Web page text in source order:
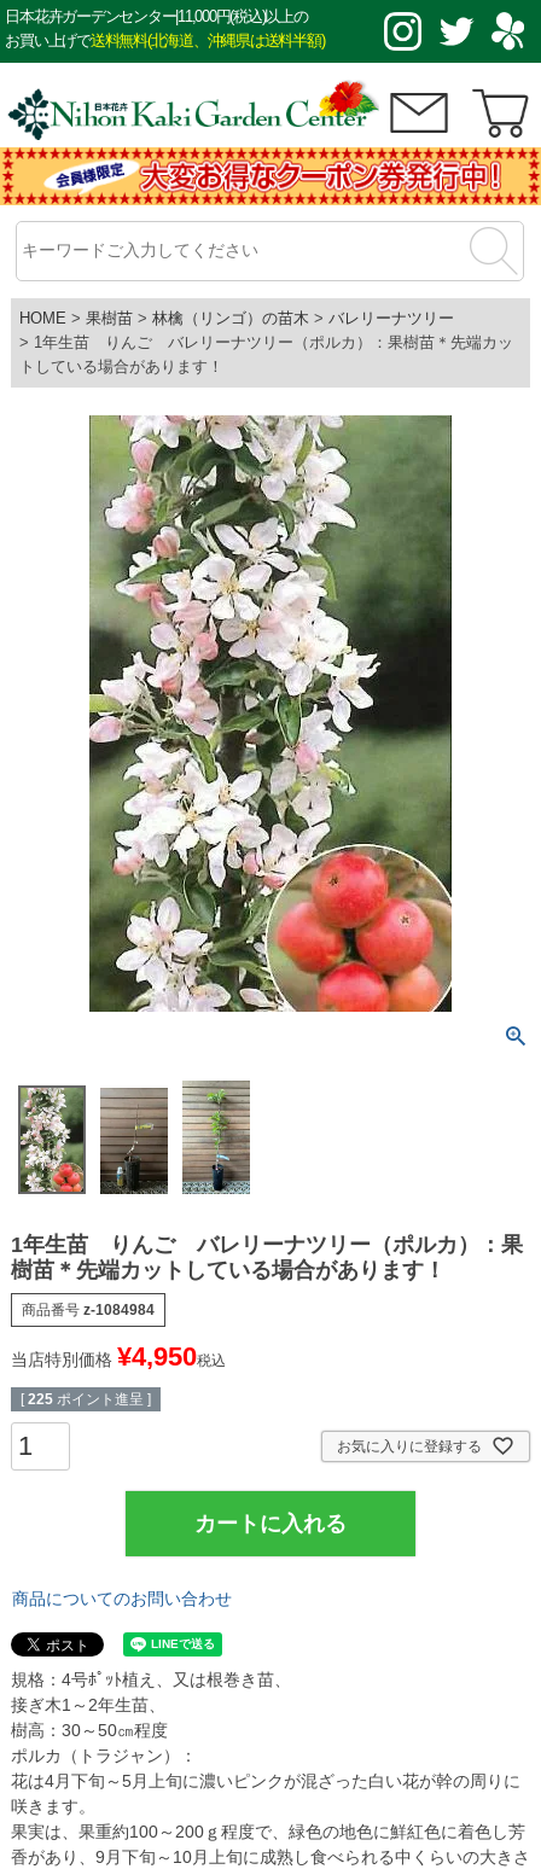
日本花卉ガーデンセンター|11,000円(税込)以上の
お買い上げで送料無料(北海道、沖縄県は送料半額)
HOME 果樹苗 林檎（リンゴ）の苗木
バレリーナツリー
1年生苗 りんご バレリーナツリー（ポルカ）：果樹苗＊先端カッ
トしている場合があります！
1年生苗 りんご バレリーナツリー（ポルカ）：果
樹苗＊先端カットしている場合があります！
商品番号 z-1084984
当店特別価格 ¥4,950税込
[ 225 ポイント進呈 ]
お気に入りに登録する
カートに入れる
商品についてのお問い合わせ
規格：4号ﾎﾟｯﾄ植え、又は根巻き苗、
接ぎ木1～2年生苗、
樹高：30～50㎝程度
ポルカ（トラジャン）：
花は4月下旬～5月上旬に濃いピンクが混ざった白い花が幹の周りに
咲きます。
果実は、果重約100～200ｇ程度で、緑色の地色に鮮紅色に着色し芳
香があり、9月下旬～10月上旬に成熟し食べられる中くらいの大きさ